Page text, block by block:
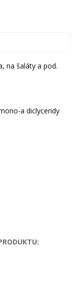
na šaláty a pod.
a diclyceridy